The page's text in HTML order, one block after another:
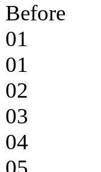
Before
01
01
02
03
04